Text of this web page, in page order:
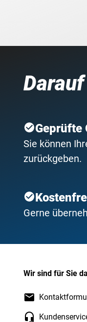
Geprüfte
Sie können
zurückgeben.
Gerne
Wir sind für Sie da